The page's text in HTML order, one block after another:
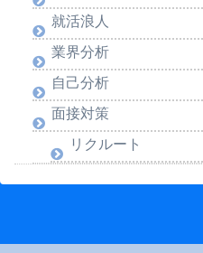
就活浪人
業界分析
自己分析
面接対策
リクルート